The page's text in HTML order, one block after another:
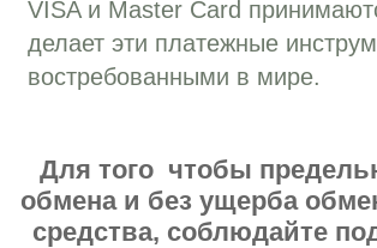
VISA и Master Card
делает эти платежные
востребованными в мире.
Для того чтобы
обмена и без ущерба
средства, соблюдайте